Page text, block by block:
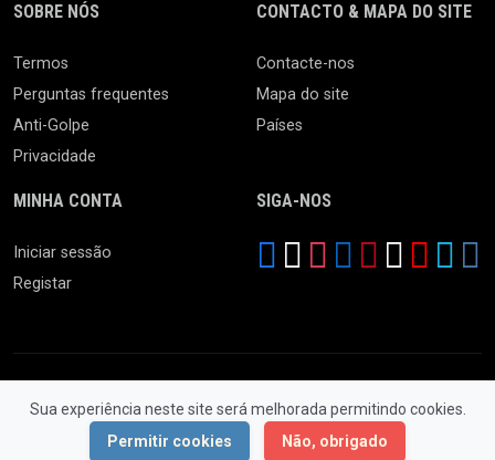
Sua experiência neste site será melhorada permitindo cookies.
Permitir cookies
Não, obrigado
SOBRE NÓS
Termos
Perguntas frequentes
Anti-Golpe
Privacidade
CONTACTO & MAPA DO SITE
Contacte-nos
Mapa do site
Países
MINHA CONTA
Iniciar sessão
Registar
SIGA-NOS
© 2026 Ferro Velho. Todos os Direitos Reservados.